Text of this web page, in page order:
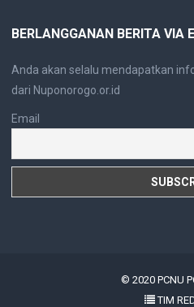
BERLANGGANAN BERITA VIA
Anda akan selalu mendapatkan
dari Nuponorogo.or.id
Email
© 2020 PCNU
TIM